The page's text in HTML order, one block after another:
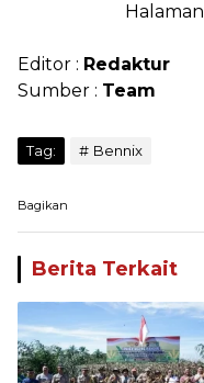
Halaman
Editor : Redaktur
Sumber : Team
Tag: Bennix
Bagikan
Berita Terkait